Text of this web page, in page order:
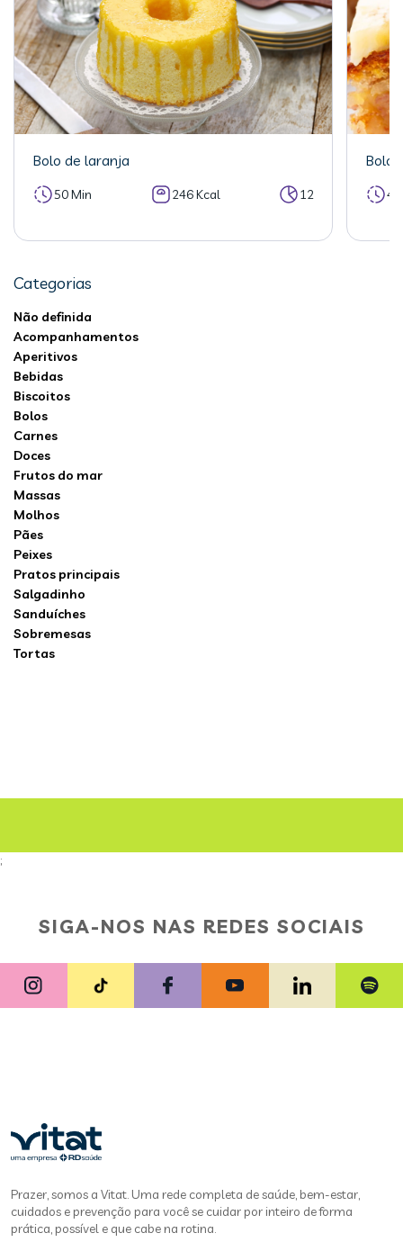
Bolo de laranja
50 Min 246 Kcal 12
Bolo
Categorias
Não definida
Acompanhamentos
Aperitivos
Bebidas
Biscoitos
Bolos
Carnes
Doces
Frutos do mar
Massas
Molhos
Pães
Peixes
Pratos principais
Salgadinho
Sanduíches
Sobremesas
Tortas
;
SIGA-NOS NAS REDES SOCIAIS
Prazer, somos a Vitat. Uma rede completa de saúde, bem-estar,
cuidados e prevenção para você se cuidar por inteiro de forma
prática, possível e que cabe na rotina.